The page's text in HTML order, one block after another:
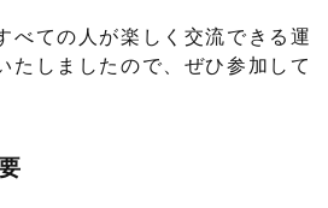
べての人が楽しく交流できる運
たしましたので、ぜひ参加して